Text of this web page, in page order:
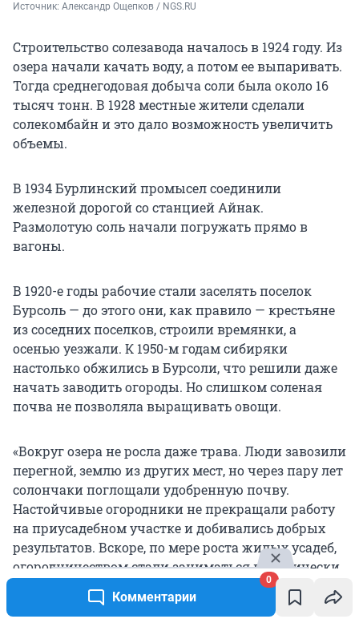
Комментарии
0
Источник: Александр Ощепков / NGS.RU
Строительство солезавода началось в 1924 году. Из
озера начали качать воду, а потом ее выпаривать.
Тогда среднегодовая добыча соли была около 16
тысяч тонн. В 1928 местные жители сделали
солекомбайн и это дало возможность увеличить
объемы.
В 1934 Бурлинский промысел соединили
железной дорогой со станцией Айнак.
Размолотую соль начали погружать прямо в
вагоны.
В 1920-е годы рабочие стали заселять поселок
Бурсоль — до этого они, как правило — крестьяне
из соседних поселков, строили времянки, а
осенью уезжали. К 1950-мгодам сибиряки
настолько обжились в Бурсоли, что решили даже
начать заводить огороды. Но слишком соленая
почва не позволяла выращивать овощи.
«Вокруг озера не росла даже трава. Люди завозили
перегной, землю из других мест, но через пару лет
солончаки поглощали удобренную почву.
Настойчивые огородники не прекращали работу
на приусадебном участке и добивались добрых
результатов. Вскоре, по мере роста жилых усадеб,
огородничеством стали заниматься практически
все домовладельцы», — описывает директор